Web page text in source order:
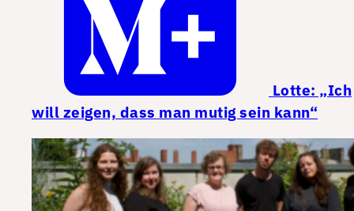
Lotte: „Ich
will zeigen, dass man mutig sein kann“